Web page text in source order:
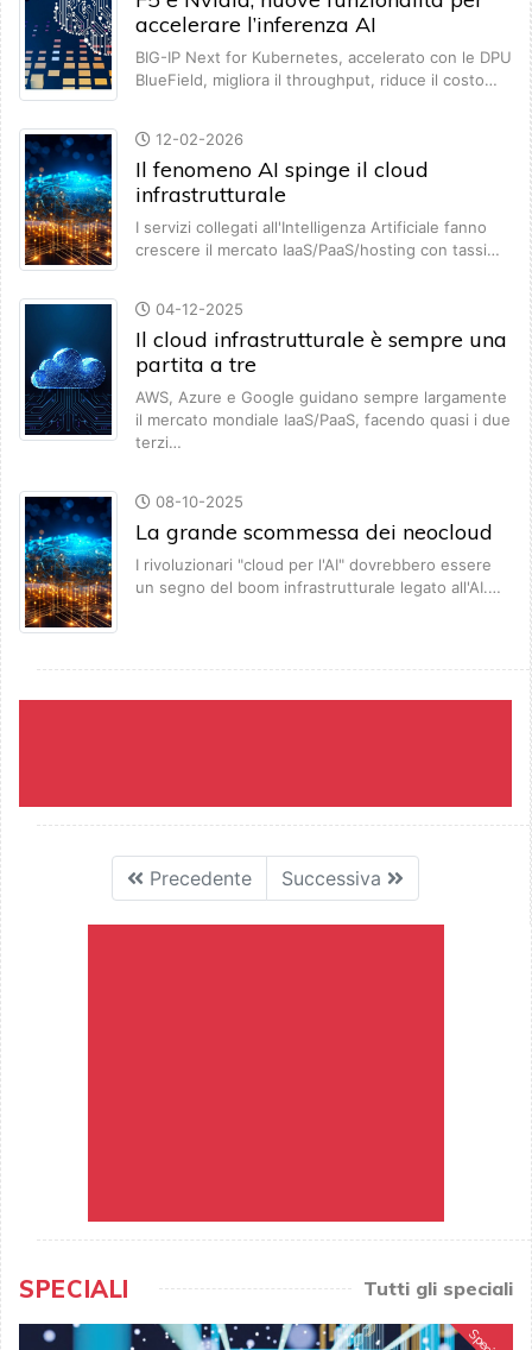
accelerare l’inferenza AI
BIG-IP Next for Kubernetes, accelerato con le DPU
BlueField, migliora il throughput, riduce il costo…
12-02-2026
Il fenomeno AI spinge il cloud
infrastrutturale
I servizi collegati all'Intelligenza Artificiale fanno
crescere il mercato IaaS/PaaS/hosting con tassi…
04-12-2025
Il cloud infrastrutturale è sempre una
partita a tre
AWS, Azure e Google guidano sempre largamente
il mercato mondiale IaaS/PaaS, facendo quasi i due
terzi…
08-10-2025
La grande scommessa dei neocloud
I rivoluzionari "cloud per l'AI" dovrebbero essere
un segno del boom infrastrutturale legato all'AI.…
Precedente Successiva
SPECIALI Tutti gli speciali